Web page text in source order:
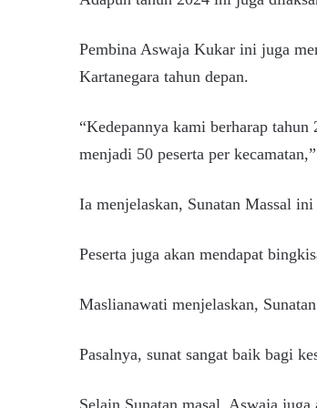
Pembina Aswaja Kukar ini juga
Kartanegara tahun depan.
“Kedepannya kami berharap
menjadi 50 peserta per
Ia menjelaskan, Sunatan Massal
Peserta juga akan mendapat
Maslianawati menjelaskan,
Pasalnya, sunat sangat baik bagi
Selain Sunatan masal, Aswaja